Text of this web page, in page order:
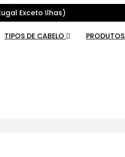
Exceto Ilhas)
TIPOS DE CABELO PRODUTOS